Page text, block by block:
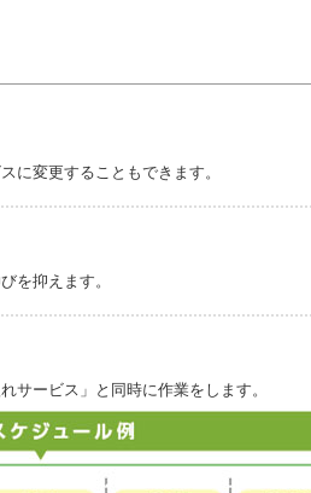
に変更することもできます。
を抑えます。
サービス」と同時に作業をします。